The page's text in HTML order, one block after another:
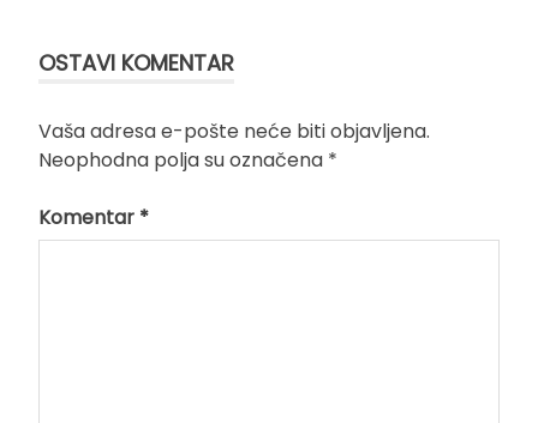
OSTAVI KOMENTAR
Vaša adresa e-pošte neće biti objavljena.
Neophodna polja su označena *
Komentar *